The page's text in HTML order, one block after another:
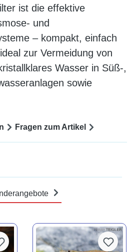
ist die effektive
und
– kompakt, einfach
zur Vermeidung von
Wasser in Süß-,
sowie
Fragen zum Artikel